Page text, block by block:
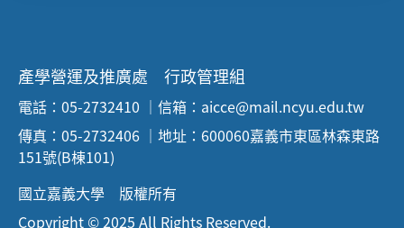
產學營運及推廣處 行政管理組
電話：05-2732410 ｜信箱：aicce@mail.ncyu.edu.tw
傳真：05-2732406 ｜地址：600060嘉義市東區林森東路
151號(B棟101)
國立嘉義大學 版權所有
Copyright © 2025 All Rights Reserved.